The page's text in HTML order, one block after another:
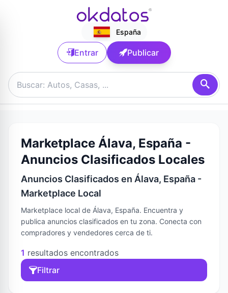
España
Entrar Publicar
Marketplace Álava, España -
Anuncios Clasificados Locales
Anuncios Clasificados en Álava, España -
Marketplace Local
Marketplace local de Álava, España. Encuentra y
publica anuncios clasificados en tu zona. Conecta con
compradores y vendedores cerca de ti.
1 resultados encontrados
Filtrar